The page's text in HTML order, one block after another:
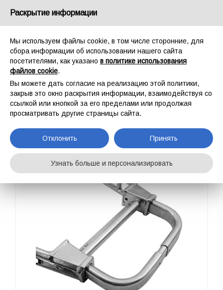
Россия
LECCO - GRIPS
Раскрытие информации
Мы используем файлы cookie, в том числе сторонние, для
сбора информации об использовании нашего сайта
посетителями, как указано в политике использования
файлов cookie.
Вы можете дать согласие на реализацию этой политики,
закрыв это окно раскрытия информации, взаимодействуя со
ссылкой или кнопкой за его пределами или продолжая
просматривать другие страницы сайта.
Отклонить Принять
Узнать больше и персонализировать